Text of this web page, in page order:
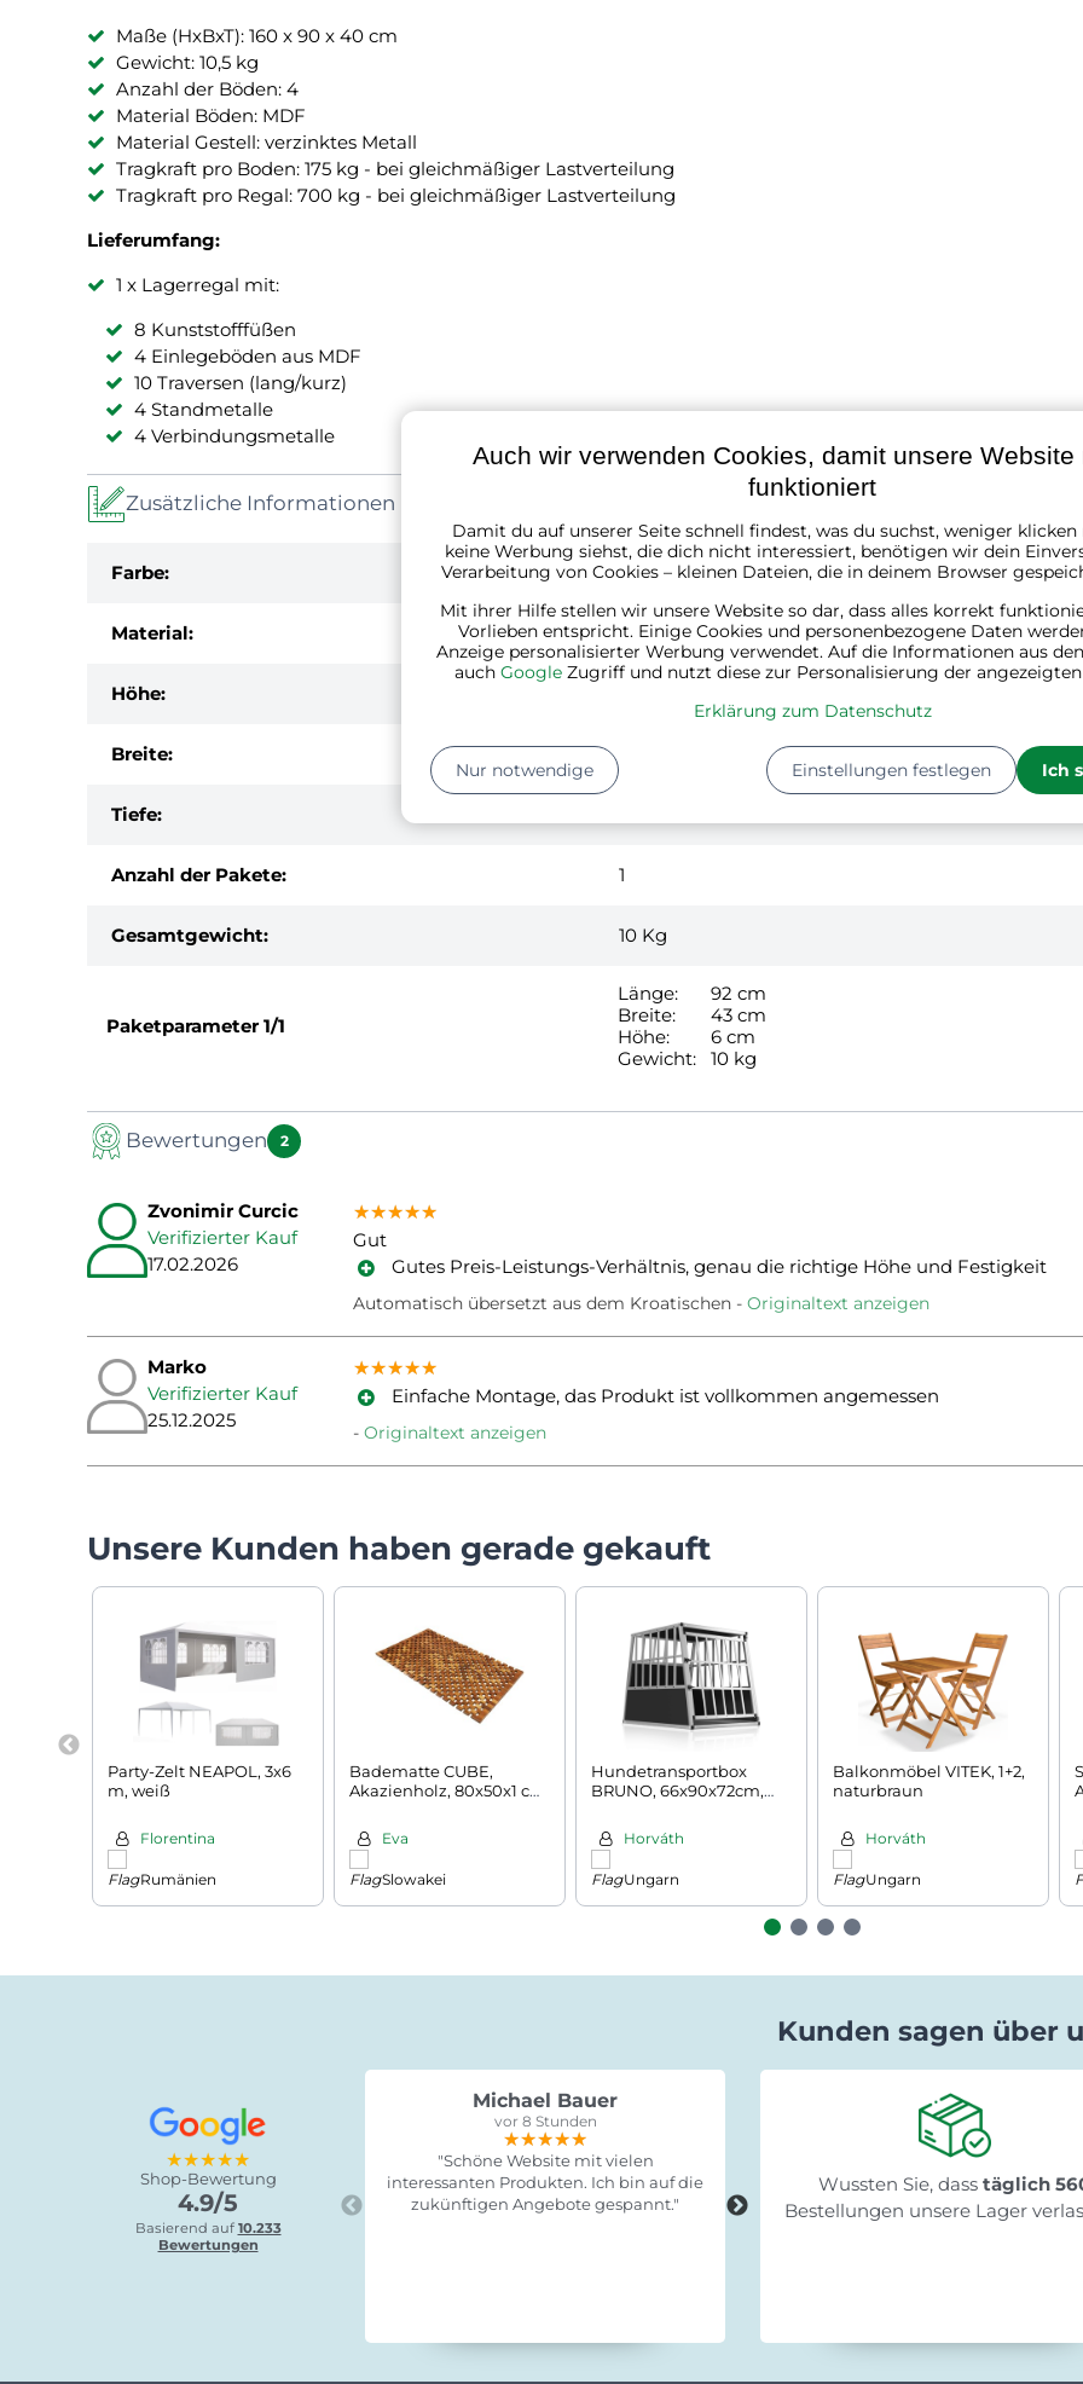
Maße (HxBxT): 160 x 90 x 40 cm
Gewicht: 10,5 kg
Anzahl der Böden: 4
Material Böden: MDF
Material Gestell: verzinktes Metall
Tragkraft pro Boden: 175 kg - bei gleichmäßiger Lastverteilung
Tragkraft pro Regal: 700 kg - bei gleichmäßiger Lastverteilung
Lieferumfang:
1 x Lagerregal mit:
8 Kunststofffüßen
4 Einlegeböden aus MDF
10 Traversen (lang/kurz)
4 Standmetalle
4 Verbindungsmetalle
Zusätzliche Informationen
Farbe: silber
Material: Holz, Stahl
Höhe:
Breite:
Tiefe:
Anzahl der Pakete: 1
Gesamtgewicht: 10 Kg
Paketparameter1/1
Länge:
92 cm
Breite:
43 cm
Höhe:
6 cm
Gewicht:
10 kg
Bewertungen 2
Zvonimir Curcic
Verifizierter Kauf
17.02.2026
★★★★★
★★★★★
★★★★★
Gut
Gutes Preis-Leistungs-Verhältnis, genau die richtige Höhe und Festigkeit
Automatisch übersetzt aus dem Kroatischen Originaltext anzeigen
Marko
Verifizierter Kauf
25.12.2025
★★★★★
★★★★★
★★★★★
Einfache Montage, das Produkt ist vollkommen angemessen
Originaltext anzeigen
Unsere Kunden haben gerade gekauft
Party-Zelt NEAPOL, 3x6
m, weiß
Florentina
Rumänien
Badematte CUBE,
Akazienholz, 80x50x1 cm,
Eva
Slowakei
Hundetransportbox
BRUNO, 66x90x72cm,
Horváth
Ungarn
Balkonmöbel VITEK, 1+2,
naturbraun
Horváth
Ungarn
★★★★★
Shop-Bewertung
4.9/5
Basierend auf 10.233
Bewertungen
Kunden sagen über
Michael Bauer
vor 8 Stunden
★★★★★
★★★★★
★★★★★
"Schöne Website mit vielen
interessanten Produkten. Ich bin auf die
zukünftigen Angebote gespannt."
Gabriele Saxa
vor 15 Stunden
★★★★★
★★★★★
★★★★★
"Schnelle Lieferung, leicht zum
Fertigstellen und stabil!"
Wussten Sie, dasstäglich
Bestellungen unsere Lager
Auch wir verwenden Cookies, damit unsere Website
funktioniert
Damit du auf unserer Seite schnell findest, was du suchst, weniger
keine Werbung siehst, die dich nicht interessiert, benötigen wir dein
Verarbeitung von Cookies – kleinen Dateien, die in deinem Browser
Mit ihrer Hilfe stellen wir unsere Website so dar, dass alles korrekt
Vorlieben entspricht. Einige Cookies und personenbezogene Daten
Anzeige personalisierter Werbung verwendet. Auf die Informationen aus
auch Google Zugriff und nutzt diese zur Personalisierung der
Erklärung zum Datenschutz
Einstellungen festlegen Ich
Nur notwendige